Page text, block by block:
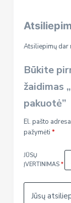
Atsiliepimų dar
Būkite
žaidimas
pakuotė”
El. pašto
pažymėti *
JŪSŲ
ĮVERTINIMAS *
Jūsų